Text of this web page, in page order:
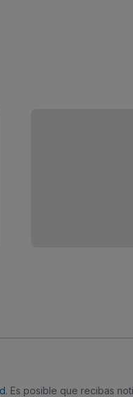
. Es posible que recibas